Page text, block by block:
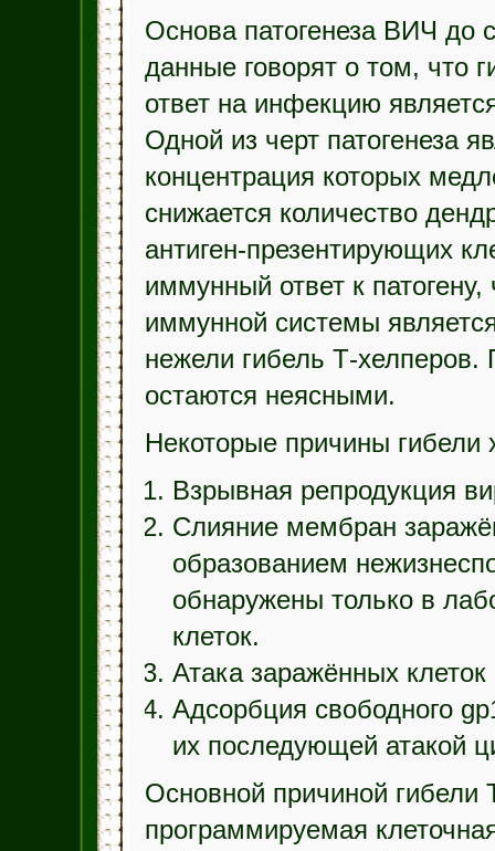
Основа патогенеза ВИЧ до
данные говорят о том, что
ответ на инфекцию
Одной из черт патогенеза
концентрация которых
снижается количество
антиген-презентирующих
иммунный ответ к
иммунной системы
нежели гибель Т-хелперов.
остаются неясными.
Некоторые причины гибели
Взрывная репродукция
Слияние мембран
образованием
обнаружены только в
клеток.
Атака заражённых
Адсорбция свободного
их последующей атакой
Основной причиной гибели
программируемая